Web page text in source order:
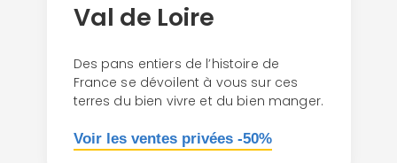
Val de Loire
Des pans entiers de l’histoire de
France se dévoilent à vous sur ces
terres du bien vivre et du bien manger.
Voir les ventes privées -50%